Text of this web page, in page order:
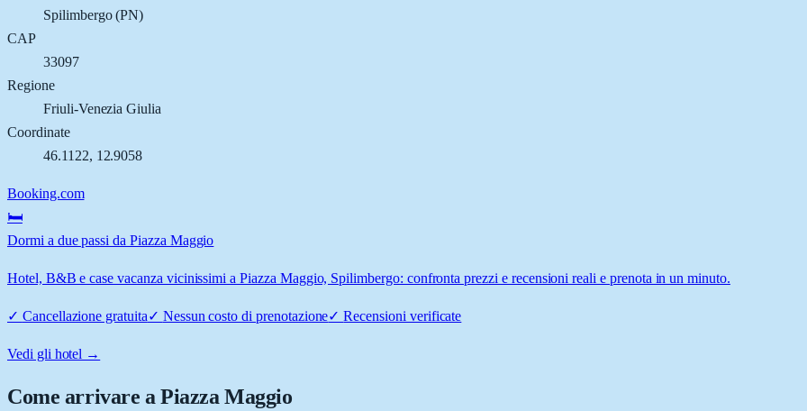
Spilimbergo(PN)
CAP
33097
Regione
Friuli-Venezia Giulia
Coordinate
46.1122, 12.9058
Booking.com
🛏️
Dormi a due passi da Piazza Maggio
Hotel, B&B e case vacanza vicinissimi a Piazza Maggio, Spilimbergo: confronta prezzi e recensioni reali e prenota in un minuto.
✓ Cancellazione gratuita✓ Nessun costo di prenotazione✓Recensioni verificate
Vedi gli hotel →
Come arrivare aPiazza Maggio